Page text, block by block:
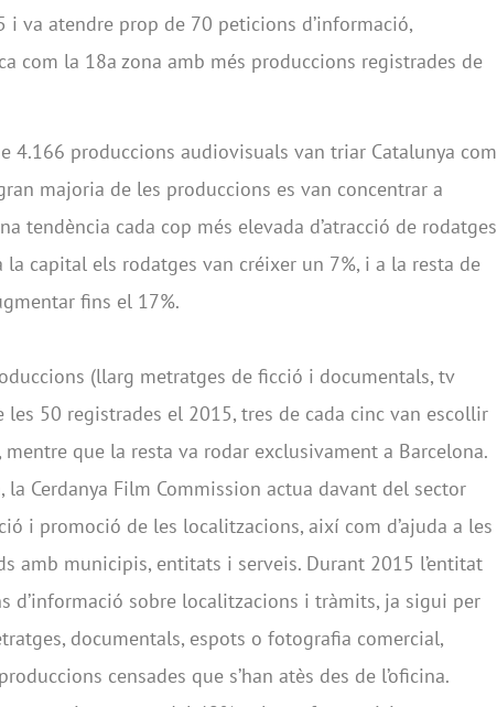
i va atendre prop de 70 peticions d’informació,
com la 18a zona amb més produccions registrades de
4.166 produccions audiovisuals van triar Catalunya com
majoria de les produccions es van concentrar a
tendència cada cop més elevada d’atracció de rodatges
capital els rodatges van créixer un 7%, i a la resta de
fins el 17%.
(llarg metratges de ficció i documentals, tv
les 50 registrades el 2015, tres de cada cinc van escollir
mentre que la resta va rodar exclusivament a Barcelona.
la Cerdanya Film Commission actua davant del sector
i promoció de les localitzacions, així com d’ajuda a les
amb municipis, entitats i serveis. Durant 2015 l’entitat
d’informació sobre localitzacions i tràmits, ja sigui per
documentals, espots o fotografia comercial,
censades que s’han atès des de l’oficina.